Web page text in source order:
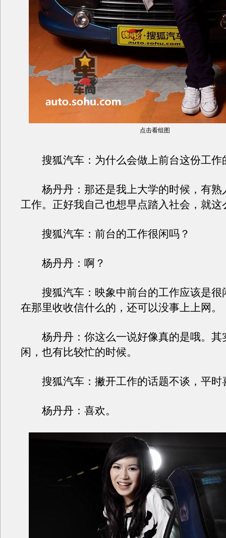
点击看组图
搜狐汽车：为什么会做上前台这份工作
杨丹丹：那还是我上大学的时候，有熟
工作。正好我自己也想早点踏入社会，就这
搜狐汽车：前台的工作很闲吗？
杨丹丹：啊？
搜狐汽车：映象中前台的工作应该是很
在那里收收信什么的，还可以没事上上网。
杨丹丹：你这么一说好像真的是哦。其
闲，也有比较忙的时候。
搜狐汽车：撇开工作的话题不谈，平时
杨丹丹：喜欢。